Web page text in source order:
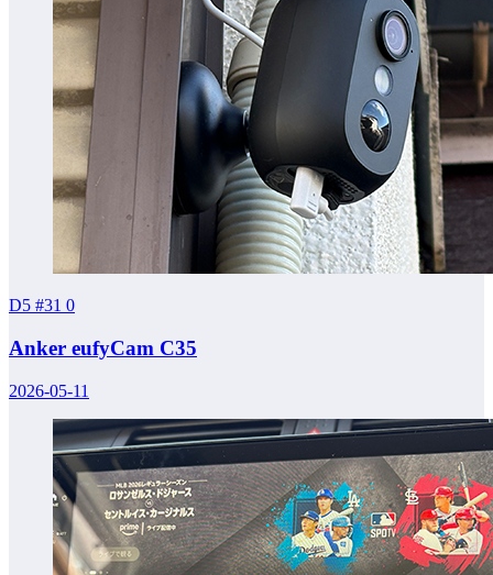
D5 #31 0
Anker eufyCam C35
2026-05-11